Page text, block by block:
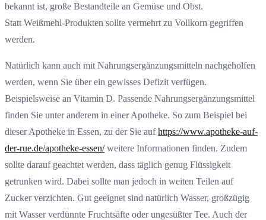
bekannt ist, große Bestandteile an Gemüse und Obst.
Statt Weißmehl-Produkten sollte vermehrt zu Vollkorn gegriffen
werden.
Natürlich kann auch mit Nahrungsergänzungsmitteln nachgeholfen
werden, wenn Sie über ein gewisses Defizit verfügen.
Beispielsweise an Vitamin D. Passende Nahrungsergänzungsmittel
finden Sie unter anderem in einer Apotheke. So zum Beispiel bei
dieser Apotheke in Essen, zu der Sie aufhttps://www.apotheke-auf-
der-rue.de/apotheke-essen/weitere Informationen finden. Zudem
sollte darauf geachtet werden, dass täglich genug Flüssigkeit
getrunken wird. Dabei sollte man jedoch in weiten Teilen auf
Zucker verzichten. Gut geeignet sind natürlich Wasser, großzügig
mit Wasser verdünnte Fruchtsäfte oder ungesüßter Tee. Auch der